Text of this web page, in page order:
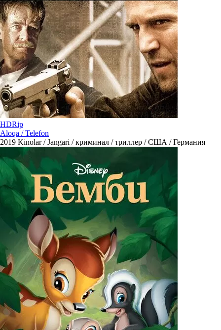
HDRip
Aloqa / Telefon
2019 Kinolar / Jangari / криминал / триллер / США / Германия